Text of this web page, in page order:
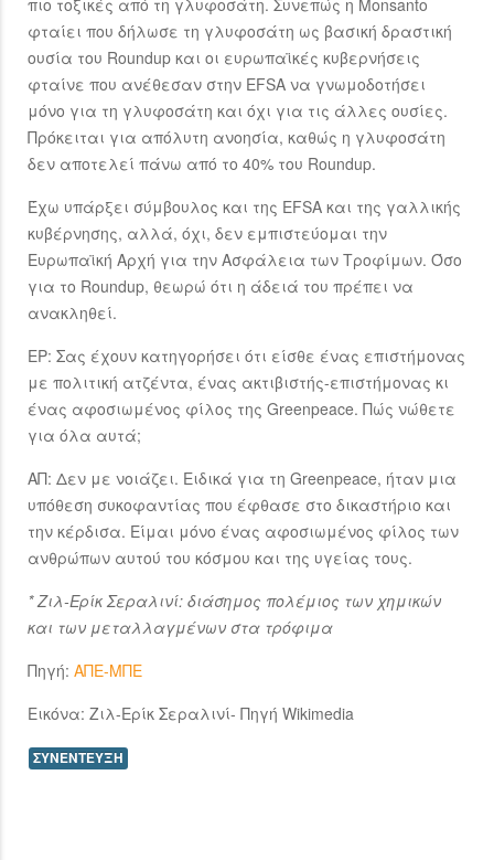
πιο τοξικές από τη γλυφοσάτη. Συνεπώς η Monsanto
φταίει που δήλωσε τη γλυφοσάτη ως βασική δραστική
ουσία του Roundup και οι ευρωπαϊκές κυβερνήσεις
φταίνε που ανέθεσαν στην EFSA να γνωμοδοτήσει
μόνο για τη γλυφοσάτη και όχι για τις άλλες ουσίες.
Πρόκειται για απόλυτη ανοησία, καθώς η γλυφοσάτη
δεν αποτελεί πάνω από το 40% του Roundup.
Έχω υπάρξει σύμβουλος και της EFSA και της γαλλικής
κυβέρνησης, αλλά, όχι, δεν εμπιστεύομαι την
Ευρωπαϊκή Αρχή για την Ασφάλεια των Τροφίμων. Όσο
για το Roundup, θεωρώ ότι η άδειά του πρέπει να
ανακληθεί.
ΕΡ: Σας έχουν κατηγορήσει ότι είσθε ένας επιστήμονας
με πολιτική ατζέντα, ένας ακτιβιστής-επιστήμονας κι
ένας αφοσιωμένος φίλος της Greenpeace. Πώς νώθετε
για όλα αυτά;
ΑΠ: Δεν με νοιάζει. Ειδικά για τη Greenpeace, ήταν μια
υπόθεση συκοφαντίας που έφθασε στο δικαστήριο και
την κέρδισα. Είμαι μόνο ένας αφοσιωμένος φίλος των
ανθρώπων αυτού του κόσμου και της υγείας τους.
* Ζιλ-Ερίκ Σεραλινί: διάσημος πολέμιος των χημικών
και των μεταλλαγμένων στα τρόφιμα
Πηγή: ΑΠΕ-ΜΠΕ
Εικόνα: Ζιλ-Ερίκ Σεραλινί- Πηγή Wikimedia
ΣΥΝΕΝΤΕΥΞΗ